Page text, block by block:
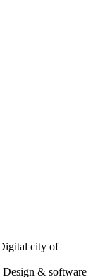
city of
Design & software